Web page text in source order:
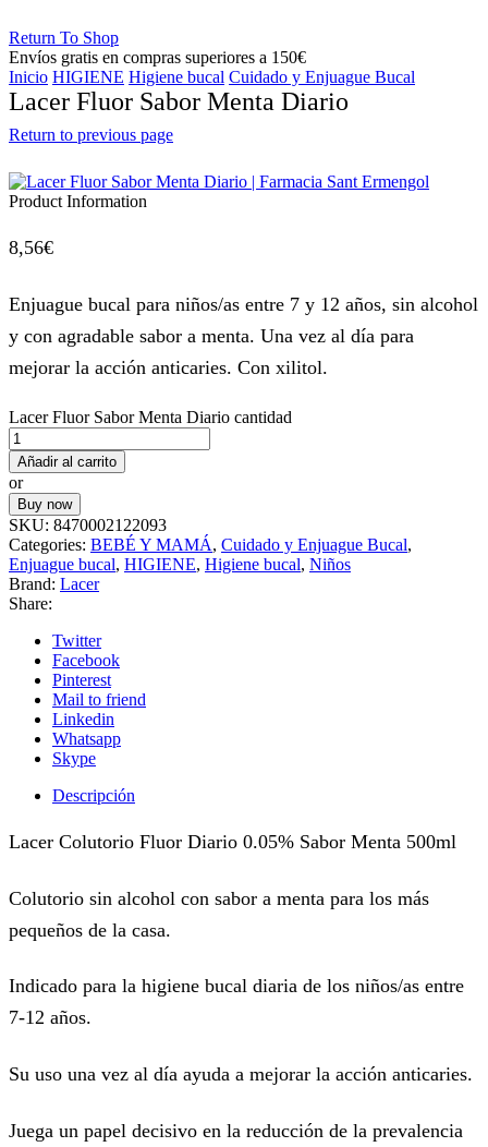
Return To Shop
Envíos gratis en compras superiores a 150€
Inicio HIGIENE Higiene bucal Cuidado y Enjuague Bucal
Lacer Fluor Sabor Menta Diario
Return to previous page
Product Information
8,56€
Enjuague bucal para niños/as entre 7 y 12 años, sin alcohol
y con agradable sabor a menta. Una vez al día para
mejorar la acción anticaries. Con xilitol.
Lacer Fluor Sabor Menta Diario cantidad
Añadir al carrito
or
Buy now
SKU: 8470002122093
Categories: BEBÉ Y MAMÁ, Cuidado y Enjuague Bucal,
Enjuague bucal, HIGIENE, Higiene bucal, Niños
Brand: Lacer
Share:
Twitter
Facebook
Pinterest
Mail to friend
Linkedin
Whatsapp
Skype
Descripción
Lacer Colutorio Fluor Diario 0.05% Sabor Menta 500ml
Colutorio sin alcohol con sabor a menta para los más
pequeños de la casa.
Indicado para la higiene bucal diaria de los niños/as entre
7-12 años.
Su uso una vez al día ayuda a mejorar la acción anticaries.
Juega un papel decisivo en la reducción de la prevalencia